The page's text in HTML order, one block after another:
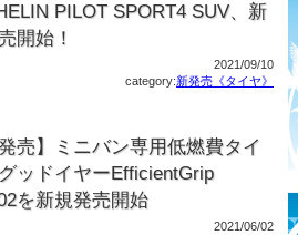
PILOT SPORT4 SUV、新
開始！
2021/09/10
category:新発売《タイヤ》
発売】ミニバン専用低燃費タイ
ッドイヤーEfficientGrip
を新規発売開始
2021/06/02